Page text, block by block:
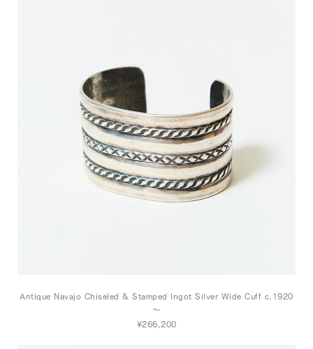
Antique Navajo Chiseled & Stamped Ingot Silver Wide Cuff c.1920
～
¥266,200